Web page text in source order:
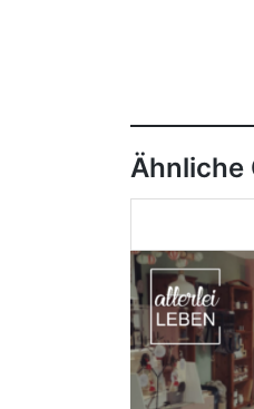
Ähnliche